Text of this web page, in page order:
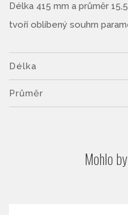
Délka 415 mm a průměr
tvoří oblíbený souhrn
Délka
Průměr
Mohlo